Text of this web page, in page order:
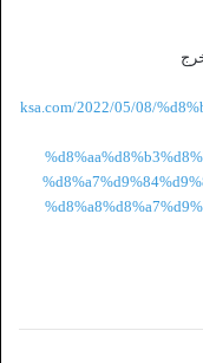
ksa.com/2022/05/08/